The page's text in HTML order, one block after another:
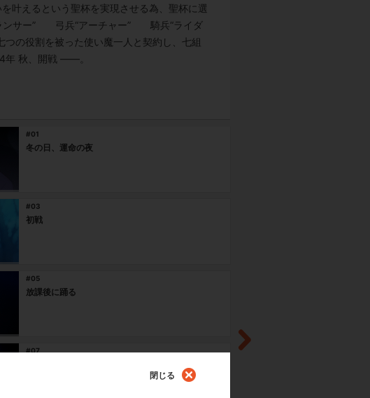
叶えるという聖杯を実現させる為、聖杯に選
ンサー” 弓兵“アーチャー” 騎兵“ライダ
役割を被った使い魔一人と契約し、七組
年 秋、開戦 ――。
#01
冬の日、運命の夜
#03
初戦
#05
放課後に踊る
#07
閉じる